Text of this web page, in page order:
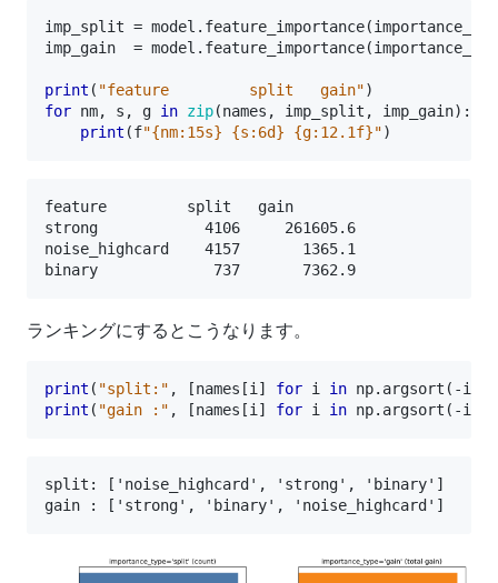
imp_split = model . feature_importance(
imp_gain
= model . feature_importance(
print ( "feature         split   gain")
for nm, s , g in zip(names , imp_split , imp_gain):
print (f"{nm:15s} {s:6d} {g:12.1f}")
feature         split   gain
strong            4106     261605.6
noise_highcard    4157       1365.1
ランキングにするとこうなります。
print ( "split:" , [names [i] for i in np. argsort ( -
print ( "gain :" , [names [i] for i in np. argsort ( -
split: ['noise_highcard', 'strong', 'binary']